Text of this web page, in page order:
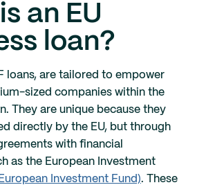
an EU
loan?
loans, are tailored to empower
sized companies within the
They are unique because they
directly by the EU, but through
with financial
as the European Investment
Investment Fund). These